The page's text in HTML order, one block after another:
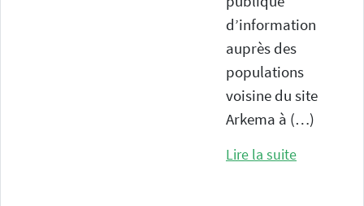
d’information
auprès des
populations
voisine du site
Arkema à (…)
Lire la suite